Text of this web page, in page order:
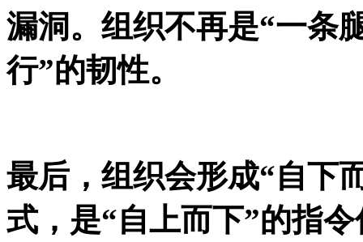
漏洞。组织不再是“一条
行”的韧性。
最后，组织会形成“自下
式，是“自上而下”的指